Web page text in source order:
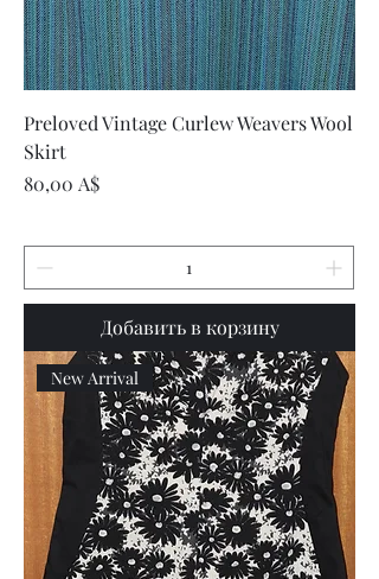
Preloved Vintage Curlew Weavers Wool
Skirt
Цена
80,00 A$
Добавить в корзину
New Arrival